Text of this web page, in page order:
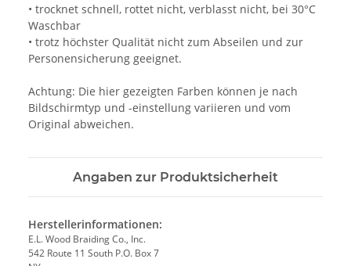
• trocknet schnell, rottet nicht, verblasst nicht, bei 30°C
Waschbar
• trotz höchster Qualität nicht zum Abseilen und zur
Personensicherung geeignet.
Achtung: Die hier gezeigten Farben können je nach
Bildschirmtyp und -einstellung variieren und vom
Original abweichen.
Angaben zur Produktsicherheit
Herstellerinformationen:
E.L. Wood Braiding Co., Inc.
542 Route 11 South P.O. Box 7